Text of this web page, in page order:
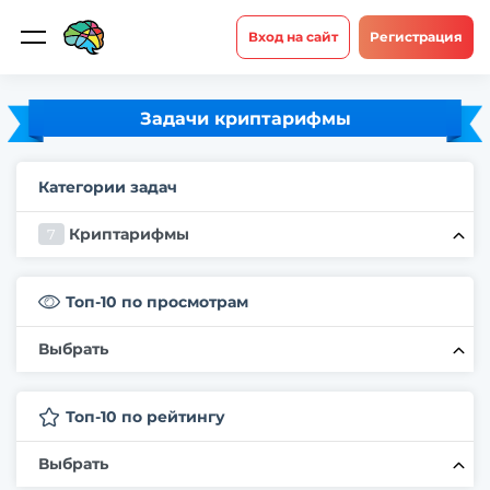
Вход на сайт Регистрация
Задачи криптарифмы
Категории задач
7 Криптарифмы
64 Что? Где? Когда?
Топ-10 по просмотрам
Выбрать
Закономерность букв
Секретная командировка
Почему небо голубое?
Топ-10 по рейтингу
Выбрать